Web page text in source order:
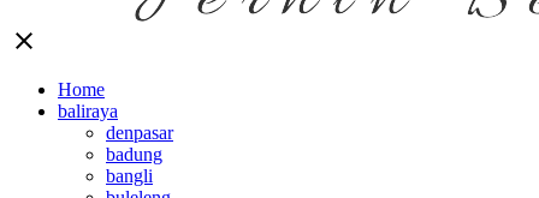
close
Home
baliraya
denpasar
badung
bangli